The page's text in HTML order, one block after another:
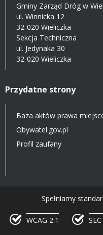
Gminy Zarząd Dróg w
ul. Winnicka 12
32-020 Wieliczka
Sekcja Techniczna
ul. Jedynaka 30
32-020 Wieliczka
Przydatne strony
Baza aktów prawa
Obywatel.gov.pl
Profil zaufany
Spełniamy
WCAG 2.1